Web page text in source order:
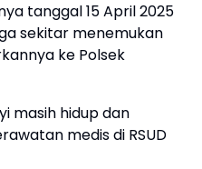
tanggal 15 April 2025
sekitar menemukan
ke Polsek
masih hidup dan
medis di RSUD